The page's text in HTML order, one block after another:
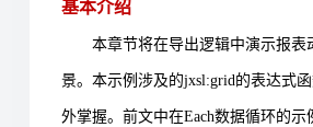
基本介绍
本章节将在导出逻辑中演示报表
景。本示例涉及的jxsl:grid的表达式
外掌握。前文中在Each数据循环的示